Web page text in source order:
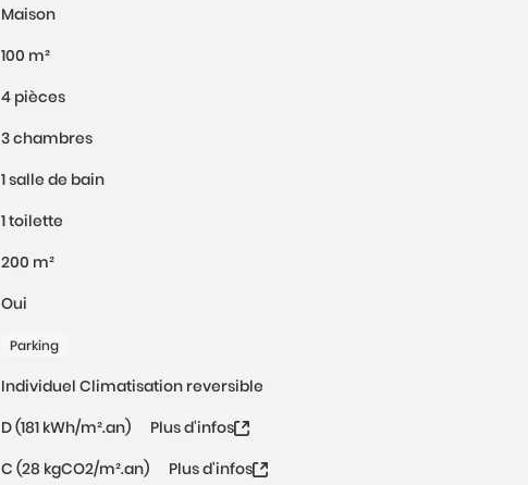
Maison
100 m²
4 pièces
3 chambres
1 salle de bain
1 toilette
200 m²
Oui
Parking
Individuel Climatisation reversible
D (181 kWh/m².an)
Plus d'infos
C (28 kgCO2/m².an) Plus d'infos